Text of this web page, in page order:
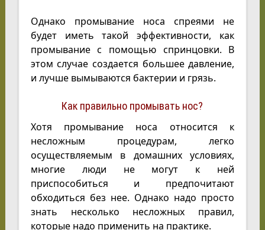
Однако промывание носа спреями не
будет иметь такой эффективности, как
промывание с помощью спринцовки. В
этом случае создается большее давление,
и лучше вымываются бактерии и грязь.
Как правильно промывать нос?
Хотя промывание носа относится к
несложным процедурам, легко
осуществляемым в домашних условиях,
многие люди не могут к ней
приспособиться и предпочитают
обходиться без нее. Однако надо просто
знать несколько несложных правил,
которые надо применить на практике.